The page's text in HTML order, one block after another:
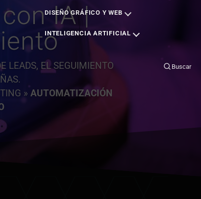
DISEÑO GRÁFICO Y WEB
INTELIGENCIA ARTIFICIAL
Buscar
IA |
LEADS, EL SEGUIMIENTO
» AUTOMATIZACIÓN